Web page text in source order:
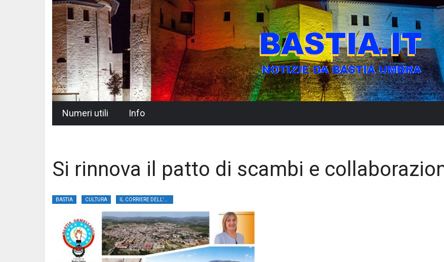
Numeri utili Info
Si rinnova il patto di scambi e
BASTIA CULTURA